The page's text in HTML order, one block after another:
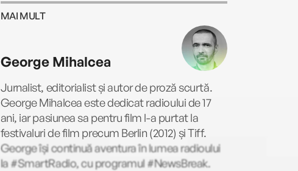
MAI MULT
George Mihalcea
Jurnalist, editorialist și autor de proză scurtă.
George Mihalcea este dedicat radioului de 17
ani, iar pasiunea sa pentru film l-a purtat la
festivaluri de film precum Berlin (2012) și Tiff.
George își continuă aventura în lumea radioului
la #SmartRadio, cu programul #NewsBreak.